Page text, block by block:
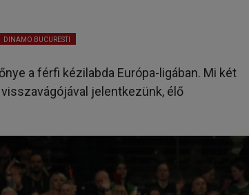
DINAMO BUCURESTI
a férfi kézilabda Európa-ligában. Mi két
jelentkezünk, élő